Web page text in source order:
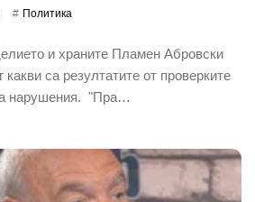
Политика
и храните Пламен Абровски
са резултатите от проверките
нарушения. "Пра…